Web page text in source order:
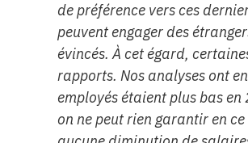
de préférence vers ces
peuvent engager des
évincés. À cet égard,
rapports. Nos analyses ont
employés étaient plus bas
on ne peut rien garantir en